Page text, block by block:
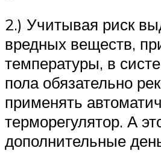
2.) Учитывая риск
вредных веществ,
температуры, в
пола обязательно
применять
терморегулятор. А
дополнительные